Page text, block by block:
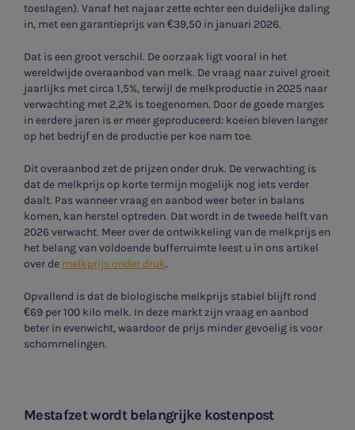
toeslagen). Vanaf het najaar zette echter een duidelijke daling
in, met een garantieprijs van €39,50 in januari 2026.
Dat is een groot verschil. De oorzaak ligt vooral in het
wereldwijde overaanbod van melk. De vraag naar zuivel groeit
jaarlijks met circa 1,5%, terwijl de melkproductie in 2025 naar
verwachting met 2,2% is toegenomen. Door de goede marges
in eerdere jaren is er meer geproduceerd: koeien bleven langer
op het bedrijf en de productie per koe nam toe.
Dit overaanbod zet de prijzen onder druk. De verwachting is
dat de melkprijs op korte termijn mogelijk nog iets verder
daalt. Pas wanneer vraag en aanbod weer beter in balans
komen, kan herstel optreden. Dat wordt in de tweede helft van
2026 verwacht. Meer over de ontwikkeling van de melkprijs en
het belang van voldoende bufferruimte leest u in ons artikel
over de melkprijs onder druk.
Opvallend is dat de biologische melkprijs stabiel blijft rond
€69 per 100 kilo melk. In deze markt zijn vraag en aanbod
beter in evenwicht, waardoor de prijs minder gevoelig is voor
schommelingen.
Mestafzet wordt belangrijke kostenpost